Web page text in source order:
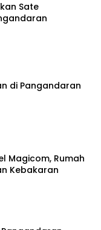
Sate
di Pangandaran
Magicom, Rumah
Kebakaran